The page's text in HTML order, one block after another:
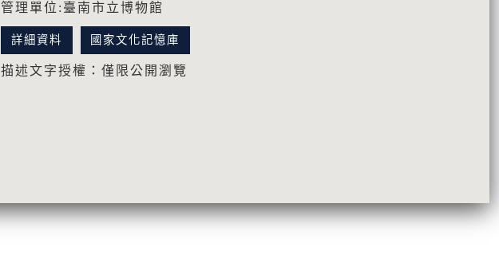
管理單位:臺南市立博物館
詳細資料 國家文化記憶庫
描述文字授權：僅限公開瀏覽